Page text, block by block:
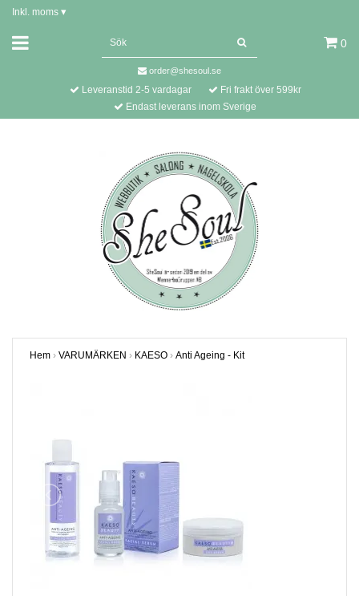
Inkl. moms ▾
0
order@shesoul.se
Leveranstid 2-5 vardagar
Fri frakt över 599kr
Endast leverans inom Sverige
Hem › VARUMÄRKEN › KAESO › Anti Ageing - Kit